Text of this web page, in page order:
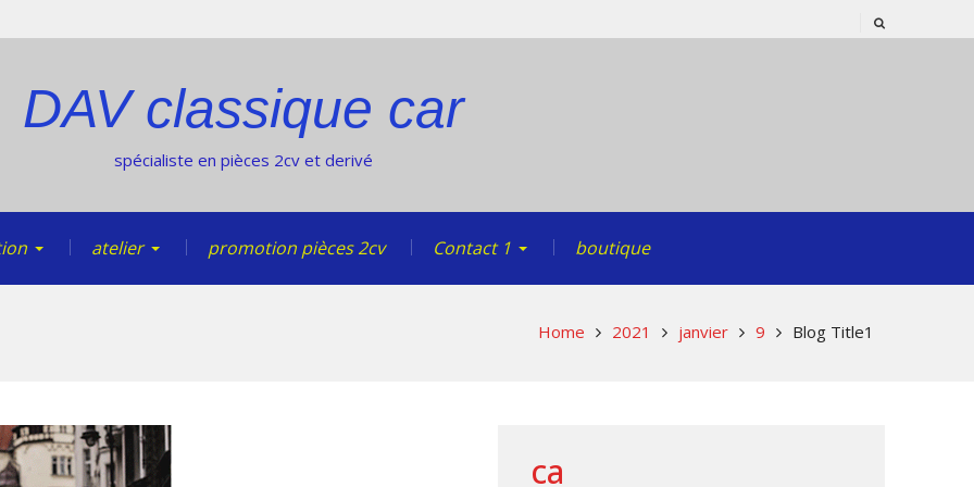
DAV classique car
spécialiste en pièces 2cv et derivé
atelier promotion pièces 2cv Contact 1 boutique
Home 2021 janvier 9 Blog Title1
ca